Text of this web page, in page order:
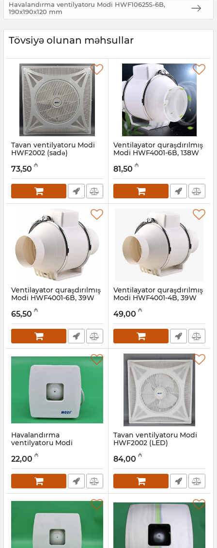
Havalandırma ventilyatoru Modi HWF10625S-6B,
190x190x120 mm
Tövsiyə olunan məhsullar
Tavan ventilyatoru Modi
HWF2002 (sadə)
045001227
73,50 ₼
Ventilayator quraşdırılmış
Modi HWF4001-6B, 138W
81,50 ₼
Ventilayator quraşdırılmış
Modi HWF4001-6B, 39W
Artikul:
65,50 ₼
Ventilayator quraşdırılmış
Modi HWF4001-4B, 39W
Artikul: 045001202
49,00 ₼
Havalandırma
ventilyatoru Modi
mm
Artikul: 045001229
22,00 ₼
Tavan ventilyatoru Modi
HWF2002 (LED)
045001228
84,00 ₼